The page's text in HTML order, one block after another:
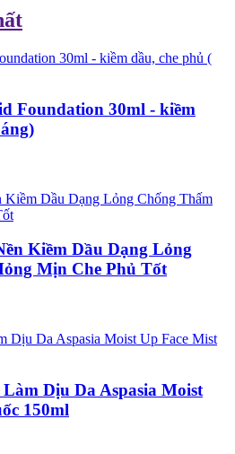
Foundation 30ml - kiềm
Kiềm Dầu Dạng Lỏng
Mịn Che Phủ Tốt
Dịu Da Aspasia Moist
150ml